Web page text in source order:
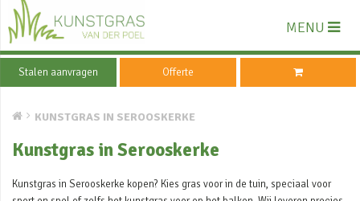
MENU
Stalen aanvragen Offerte
KUNSTGRAS IN SEROOSKERKE
Kunstgras in Serooskerke
Kunstgras in Serooskerke kopen? Kies gras voor in de tuin, speciaal voor